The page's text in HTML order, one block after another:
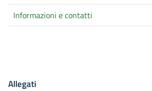
Informazioni e contatti
Allegati